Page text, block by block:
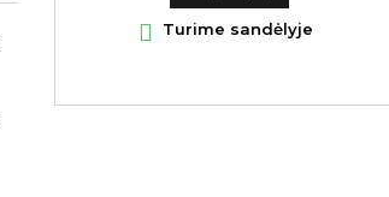
 Turime sandėlyje